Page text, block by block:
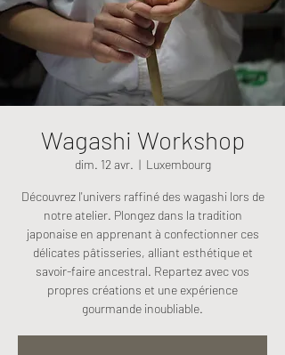
Wagashi Workshop
dim. 12 avr.
  |
Luxembourg
Découvrez l'univers raffiné des wagashi lors de
notre atelier. Plongez dans la tradition
japonaise en apprenant à confectionner ces
délicates pâtisseries, alliant esthétique et
savoir-faire ancestral. Repartez avec vos
propres créations et une expérience
gourmande inoubliable.